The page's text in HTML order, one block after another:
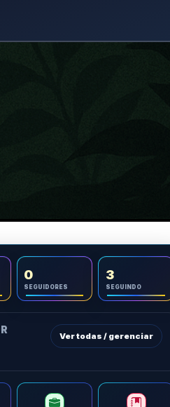
0
SEGUIDORES
3
SEGUINDO
Ver todas / gerenciar